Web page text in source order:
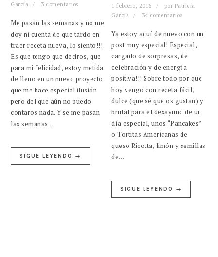
García 3 comentarios
Me pasan las semanas y no me
doy ni cuenta de que tardo en
traer receta nueva, lo siento!!!
Es que tengo que deciros, que
para mi felicidad, estoy metida
de lleno en un nuevo proyecto
que me hace especial ilusión
pero del que aún no puedo
contaros nada. Y se me pasan
las semanas…
SIGUE LEYENDO →
1 febrero, 2016 por Patricia
García
34 comentarios
Ya estoy aquí de nuevo con un
post muy especial! Especial,
cargado de sorpresas, de
celebración y de energía
positiva!!! Sobre todo por que
hoy vengo con receta fácil,
dulce (que sé que os gustan) y
brutal para el desayuno de un
día especial, unos “Pancakes”
o Tortitas Americanas de
queso Ricotta, limón y semillas
de…
SIGUE LEYENDO →